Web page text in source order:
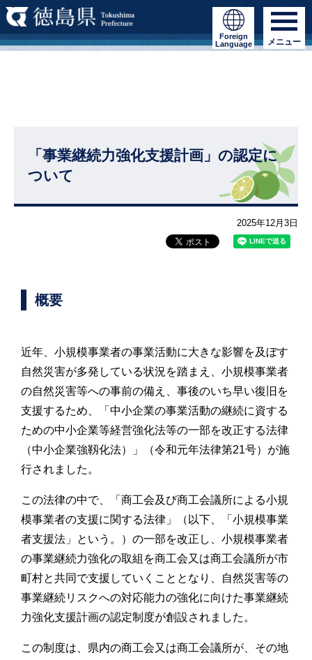
Foreign
Language
メニュー
「事業継続力強化支援計画」の認定に
ついて
2025年12月3日
概要
近年、小規模事業者の事業活動に大きな影響を及ぼす
自然災害が多発している状況を踏まえ、小規模事業者
の自然災害等への事前の備え、事後のいち早い復旧を
支援するため、「中小企業の事業活動の継続に資する
ための中小企業等経営強化法等の一部を改正する法律
（中小企業強靱化法）」（令和元年法律第21号）が施
行されました。
この法律の中で、「商工会及び商工会議所による小規
模事業者の支援に関する法律」（以下、「小規模事業
者支援法」という。）の一部を改正し、小規模事業者
の事業継続力強化の取組を商工会又は商工会議所が市
町村と共同で支援していくこととなり、自然災害等の
事業継続リスクへの対応能力の強化に向けた事業継続
力強化支援計画の認定制度が創設されました。
この制度は、県内の商工会又は商工会議所が、その地